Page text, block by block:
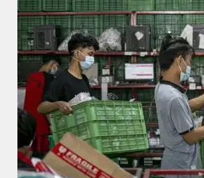
ALHAMDULILLAH
DAN SEMUANYA